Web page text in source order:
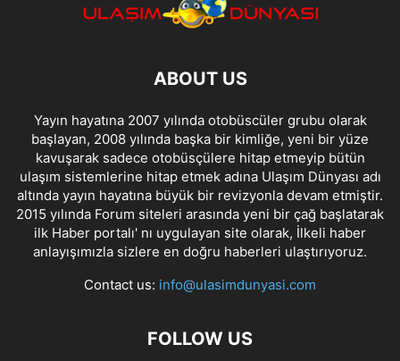
ABOUT US
Yayın hayatına 2007 yılında otobüscüler grubu olarak
başlayan, 2008 yılında başka bir kimliğe, yeni bir yüze
kavuşarak sadece otobüsçülere hitap etmeyip bütün
ulaşım sistemlerine hitap etmek adına Ulaşım Dünyası adı
altında yayın hayatına büyük bir revizyonla devam etmiştir.
2015 yılında Forum siteleri arasında yeni bir çağ başlatarak
ilk Haber portalı' nı uygulayan site olarak, İlkeli haber
anlayışımızla sizlere en doğru haberleri ulaştırıyoruz.
Contact us: info@ulasimdunyasi.com
FOLLOW US